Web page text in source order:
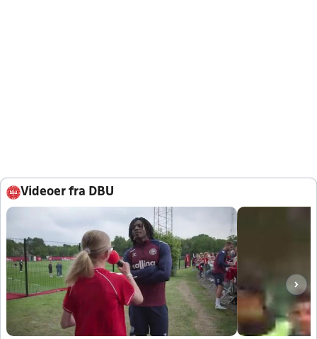
Videoer fra DBU